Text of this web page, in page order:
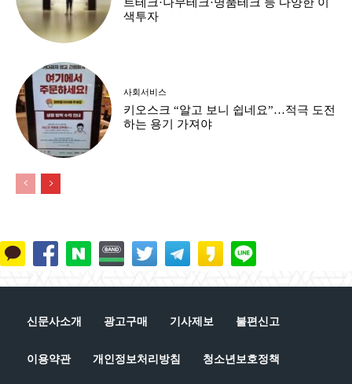
색투자
사회서비스
키오스크 “알고 보니 쉽네요”…적극 도전
하는 용기 가져야
신문사소개 광고구매 기사제보 불편신고
이용약관 개인정보처리방침 청소년보호정책